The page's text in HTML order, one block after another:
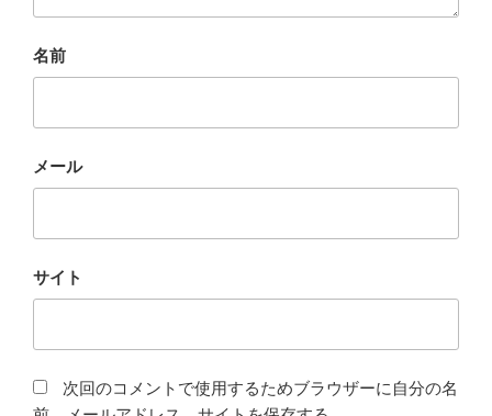
名前
メール
サイト
次回のコメントで使用するためブラウザーに自分の名